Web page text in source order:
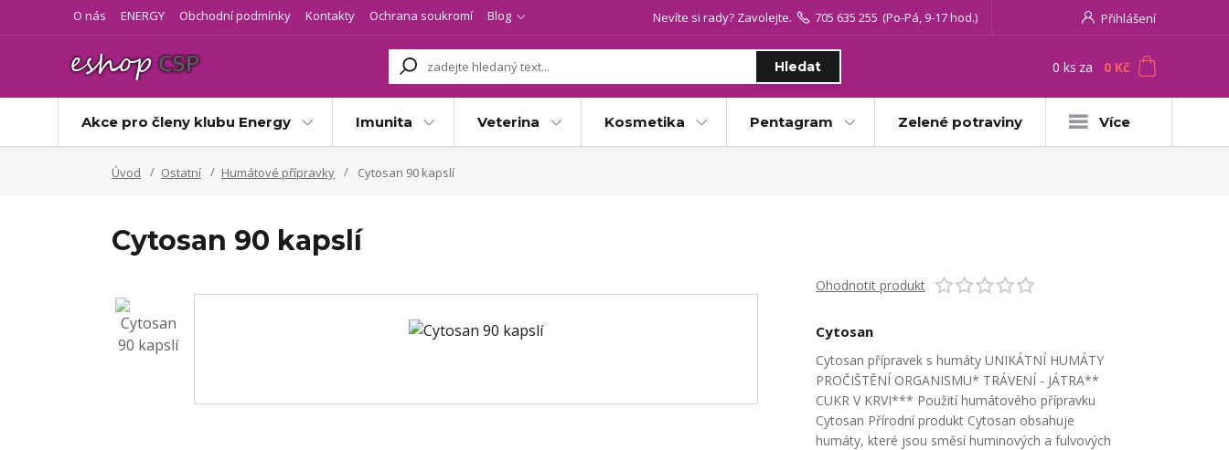
O nás ENERGY Obchodní podmínky Kontakty Ochrana soukromí Blog Přihlášení
Hledat
Nevíte si rady? Zavolejte. 705 635 255 (Po-Pá, 9-17 hod.)
0 ks za 0 Kč
Akce pro členy klubu Energy Imunita Veterina Kosmetika Pentagram Zelené potraviny Více
Úvod Ostatní Humátové přípravky Cytosan 90 kapslí
Cytosan 90 kapslí
Ohodnotit produkt
Cytosan
Cytosan přípravek s humáty UNIKÁTNÍ HUMÁTY
PROČIŠTĚNÍ ORGANISMU* TRÁVENÍ - JÁTRA**
CUKR V KRVI*** Použití humátového přípravku
Cytosan Přírodní produkt Cytosan obsahuje
humáty, které jsou směsí huminových a fulvových